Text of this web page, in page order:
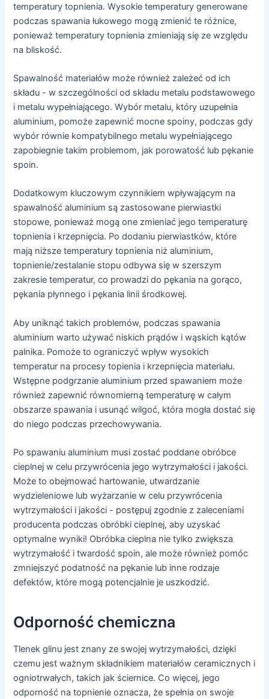
temperatury topnienia. Wysokie temperatury generowane
podczas spawania łukowego mogą zmienić te różnice,
ponieważ temperatury topnienia zmieniają się ze względu
na bliskość.
Spawalność materiałów może również zależeć od ich
składu - w szczególności od składu metalu podstawowego
i metalu wypełniającego. Wybór metalu, który uzupełnia
aluminium, pomoże zapewnić mocne spoiny, podczas gdy
wybór równie kompatybilnego metalu wypełniającego
zapobiegnie takim problemom, jak porowatość lub pękanie
spoin.
Dodatkowym kluczowym czynnikiem wpływającym na
spawalność aluminium są zastosowane pierwiastki
stopowe, ponieważ mogą one zmieniać jego temperaturę
topnienia i krzepnięcia. Po dodaniu pierwiastków, które
mają niższe temperatury topnienia niż aluminium,
topnienie/zestalanie stopu odbywa się w szerszym
zakresie temperatur, co prowadzi do pękania na gorąco,
pękania płynnego i pękania linii środkowej.
Aby uniknąć takich problemów, podczas spawania
aluminium warto używać niskich prądów i wąskich kątów
palnika. Pomoże to ograniczyć wpływ wysokich
temperatur na procesy topienia i krzepnięcia materiału.
Wstępne podgrzanie aluminium przed spawaniem może
również zapewnić równomierną temperaturę w całym
obszarze spawania i usunąć wilgoć, która mogła dostać się
do niego podczas przechowywania.
Po spawaniu aluminium musi zostać poddane obróbce
cieplnej w celu przywrócenia jego wytrzymałości i jakości.
Może to obejmować hartowanie, utwardzanie
wydzieleniowe lub wyżarzanie w celu przywrócenia
wytrzymałości i jakości - postępuj zgodnie z zaleceniami
producenta podczas obróbki cieplnej, aby uzyskać
optymalne wyniki! Obróbka cieplna nie tylko zwiększa
wytrzymałość i twardość spoin, ale może również pomóc
zmniejszyć podatność na pękanie lub inne rodzaje
defektów, które mogą potencjalnie je uszkodzić.
Odporność chemiczna
Tlenek glinu jest znany ze swojej wytrzymałości, dzięki
czemu jest ważnym składnikiem materiałów ceramicznych i
ogniotrwałych, takich jak ściernice. Co więcej, jego
odporność na topnienie oznacza, że spełnia on swoje